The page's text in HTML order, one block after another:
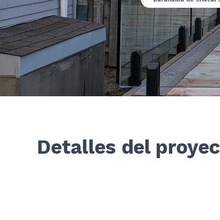
Detalles del